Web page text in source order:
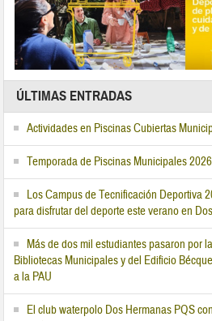
ÚLTIMAS ENTRADAS
Actividades en Piscinas Cubiertas
Temporada de Piscinas Municipales 2026
Los Campus de Tecnificación Deportiva
para disfrutar del deporte este verano en
Más de dos mil estudiantes pasaron por
Bibliotecas Municipales y del Edificio
a la PAU
El club waterpolo Dos Hermanas PQS